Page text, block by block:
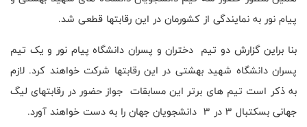
پیام نور به نمایندگی از کشورمان در این رقابتها قطعی شد.
بنا براین گزارش دو تیم دختران و پسران دانشگاه پیام نور و یک تیم
پسران دانشگاه شهید بهشتی در این رقابتها شرکت خواهند کرد. لازم
به ذکر است تیم های برتر این مسابقات جواز حضور در رقابتهای لیگ
جهانی بسکتبال 3 در 3 دانشجویان جهان را به دست خواهند آورد.